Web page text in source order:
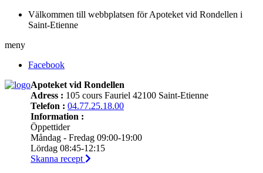
Välkommen till webbplatsen för Apoteket vid Rondellen i
Saint-Etienne
meny
Facebook
Apoteket vid Rondellen
Adress : 105 cours Fauriel 42100 Saint-Etienne
Telefon : 04.77.25.18.00
Information :
Öppettider
Måndag - Fredag 09:00-19:00
Lördag 08:45-12:15
Skanna recept